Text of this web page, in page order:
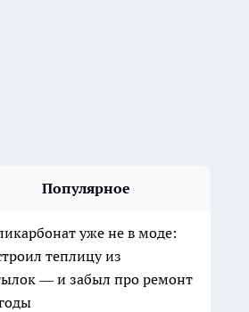
Популярное
уже не в моде:
теплицу из
— и забыл про ремонт